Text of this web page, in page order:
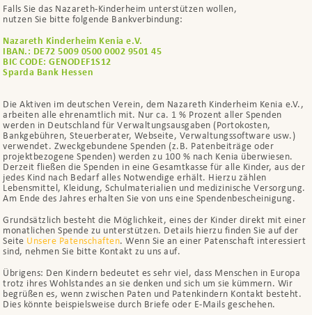
Falls Sie das Nazareth-Kinderheim unterstützen wollen,
nutzen Sie bitte folgende Bankverbindung:
Nazareth Kinderheim Kenia e.V.
IBAN.: DE72 5009 0500 0002 9501 45
BIC CODE: GENODEF1S12
Sparda Bank Hessen
Die Aktiven im deutschen Verein, dem Nazareth Kinderheim Kenia e.V.,
arbeiten alle ehrenamtlich mit. Nur ca. 1 % Prozent aller Spenden
werden in Deutschland für Verwaltungsausgaben (Portokosten,
Bankgebühren, Steuerberater, Webseite, Verwaltungssoftware usw.)
verwendet. Zweckgebundene Spenden (z.B. Patenbeiträge oder
projektbezogene Spenden) werden zu 100 % nach Kenia überwiesen.
Derzeit fließen die Spenden in eine Gesamtkasse für alle Kinder, aus der
jedes Kind nach Bedarf alles Notwendige erhält. Hierzu zählen
Lebensmittel, Kleidung, Schulmaterialien und medizinische Versorgung.
Am Ende des Jahres erhalten Sie von uns eine Spendenbescheinigung.
Grundsätzlich besteht die Möglichkeit, eines der Kinder direkt mit einer
monatlichen Spende zu unterstützen. Details hierzu finden Sie auf der
Seite Unsere Patenschaften. Wenn Sie an einer Patenschaft interessiert
sind, nehmen Sie bitte Kontakt zu uns auf.
Übrigens: Den Kindern bedeutet es sehr viel, dass Menschen in Europa
trotz ihres Wohlstandes an sie denken und sich um sie kümmern. Wir
begrüßen es, wenn zwischen Paten und Patenkindern Kontakt besteht.
Dies könnte beispielsweise durch Briefe oder E-Mails geschehen.